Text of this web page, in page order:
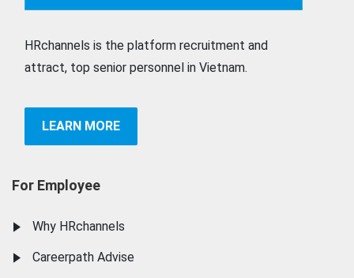
HRchannels is the platform recruitment and
attract, top senior personnel in Vietnam.
LEARN MORE
For Employee
Why HRchannels
Careerpath Advise